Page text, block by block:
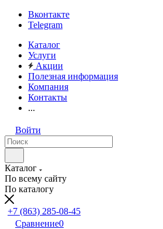
Вконтакте
Telegram
Каталог
Услуги
Акции
Полезная информация
Компания
Контакты
...
Войти
Каталог
По всему сайту
По каталогу
+7 (863) 285-08-45
Сравнение0